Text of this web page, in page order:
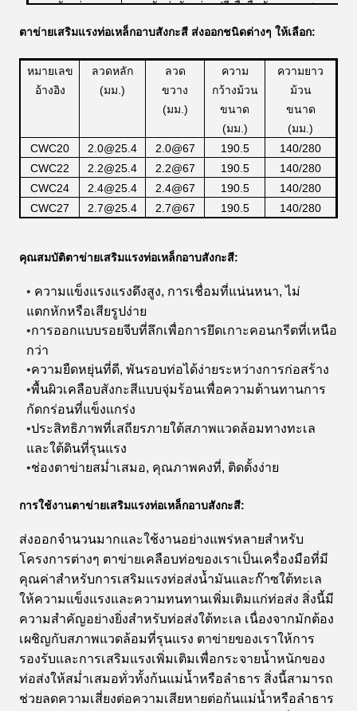
ตัวอย่าง
จัดส่งตัวอย่างฟรีเพื่อยืนยันคุณภาพ
ผลิตภัณฑ์ของเรา
ตาข่ายเสริมแรงท่อเหล็กอาบสังกะสี ส่งออกชนิดต่างๆ ให้เลือก:
หมายเลข
อ้างอิง
ลวดหลัก
(มม.)
ลวด
ขวาง
(มม.)
ความ
กว้างม้วน
ขนาด
(มม.)
ความยาว
ม้วน
ขนาด
(มม.)
CWC20
2.0@25.4 2.0@67 190.5
140/280
CWC22
2.2@25.4 2.2@67 190.5
140/280
CWC24
2.4@25.4 2.4@67 190.5
140/280
CWC27
2.7@25.4 2.7@67 190.5 140/280
คุณสมบัติตาข่ายเสริมแรงท่อเหล็กอาบสังกะสี:
• ความแข็งแรงแรงดึงสูง, การเชื่อมที่แน่นหนา, ไม่
แตกหักหรือเสียรูปง่าย
•การออกแบบรอยจีบที่ลึกเพื่อการยึดเกาะคอนกรีตที่เหนือ
กว่า
•ความยืดหยุ่นที่ดี, พันรอบท่อได้ง่ายระหว่างการก่อสร้าง
•พื้นผิวเคลือบสังกะสีแบบจุ่มร้อนเพื่อความต้านทานการ
กัดกร่อนที่แข็งแกร่ง
•ประสิทธิภาพที่เสถียรภายใต้สภาพแวดล้อมทางทะเล
และใต้ดินที่รุนแรง
•ช่องตาข่ายสม่ำเสมอ, คุณภาพคงที่, ติดตั้งง่าย
การใช้งานตาข่ายเสริมแรงท่อเหล็กอาบสังกะสี:
ส่งออกจำนวนมากและใช้งานอย่างแพร่หลายสำหรับ
โครงการต่างๆ ตาข่ายเคลือบท่อของเราเป็นเครื่องมือที่มี
คุณค่าสำหรับการเสริมแรงท่อส่งน้ำมันและก๊าซใต้ทะเล
ให้ความแข็งแรงและความทนทานเพิ่มเติมแก่ท่อส่ง สิ่งนี้มี
ความสำคัญอย่างยิ่งสำหรับท่อส่งใต้ทะเล เนื่องจากมักต้อง
เผชิญกับสภาพแวดล้อมที่รุนแรง ตาข่ายของเราให้การ
รองรับและการเสริมแรงเพิ่มเติมเพื่อกระจายน้ำหนักของ
ท่อส่งให้สม่ำเสมอทั่วทั้งก้นแม่น้ำหรือลำธาร สิ่งนี้สามารถ
ช่วยลดความเสี่ยงต่อความเสียหายต่อก้นแม่น้ำหรือลำธาร